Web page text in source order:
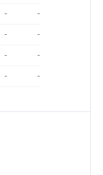
-
-
-
-
-
-
- -